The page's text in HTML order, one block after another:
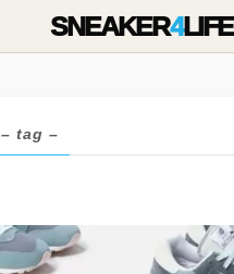
SNEAKER4LIFE
– tag –